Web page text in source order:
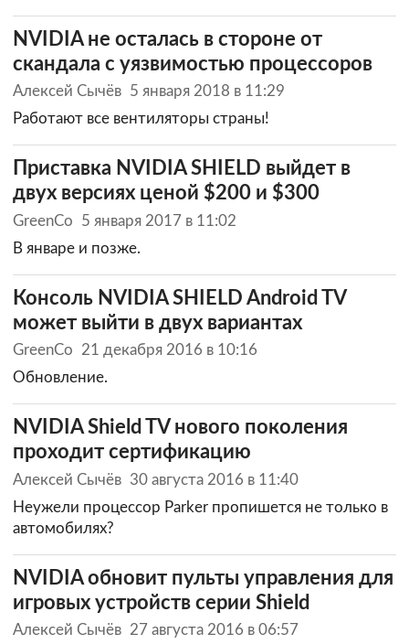
NVIDIA не осталась в стороне от
скандала с уязвимостью процессоров
Алексей Сычёв 5 января 2018 в 11:29
Работают все вентиляторы страны!
Приставка NVIDIA SHIELD выйдет в
двух версиях ценой $200 и $300
GreenCo
5 января 2017 в 11:02
В январе и позже.
Консоль NVIDIA SHIELD Android TV
может выйти в двух вариантах
GreenCo
21 декабря 2016 в 10:16
Обновление.
NVIDIA Shield TV нового поколения
проходит сертификацию
Алексей Сычёв 30 августа 2016 в 11:40
Неужели процессор Parker пропишется не только в
автомобилях?
NVIDIA обновит пульты управления для
игровых устройств серии Shield
Алексей Сычёв 27 августа 2016 в 06:57